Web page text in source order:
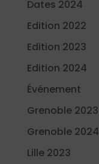
Dates 2024
Edition 2022
Edition 2023
Edition 2024
Événement
Grenoble 2023
Grenoble 2024
Lille 2023